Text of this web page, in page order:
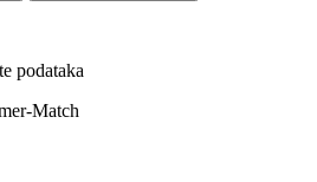
podataka
Match